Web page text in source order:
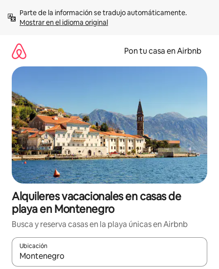
contenidoMostrar en el idioma original
Pon tu casa en Airbnb
Alquileres vacacionales en casas de
playa en Montenegro
Busca y reserva casas en la playa únicas en Airbnb
Ubicación
Cuando los resultados estén disponibles, navega con las